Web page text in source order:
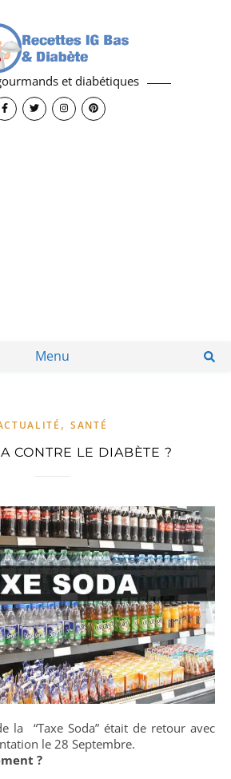
et diabétiques
Menu
, SANTÉ
CONTRE LE DIABÈTE ?
la “Taxe Soda” était de retour avec
le 28 Septembre.
?